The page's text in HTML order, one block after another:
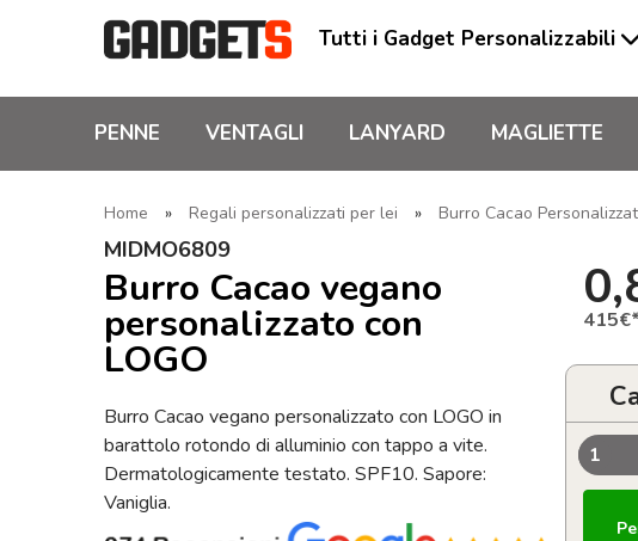
Tutti i Gadget Personalizzabili
PENNE VENTAGLI LANYARD MAGLIETTE
Home » Regali personalizzati per lei » Burro Cacao
MIDMO6809
Burro Cacao vegano
personalizzato con
LOGO
Burro Cacao vegano personalizzato con LOGO in
barattolo rotondo di alluminio con tappo a vite.
Dermatologicamente testato. SPF10. Sapore:
Vaniglia.
1